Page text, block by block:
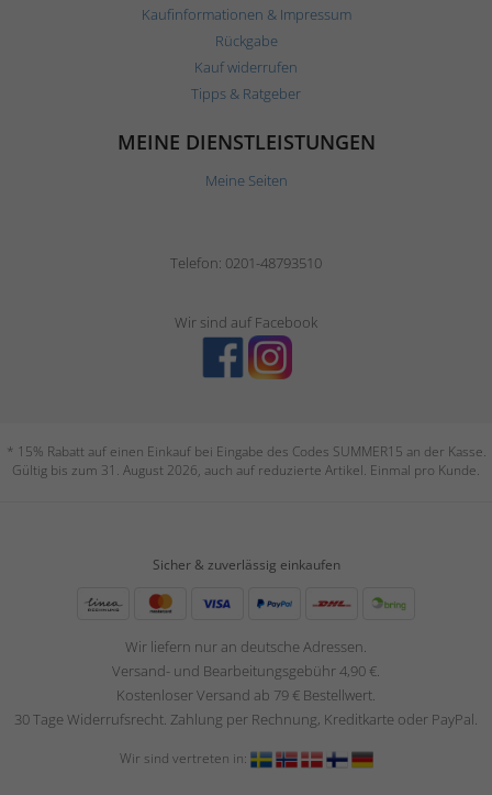
Kaufinformationen & Impressum
Rückgabe
Kauf widerrufen
Tipps & Ratgeber
MEINE DIENSTLEISTUNGEN
Meine Seiten
Telefon: 0201-48793510
Wir sind auf Facebook
* 15% Rabatt auf einen Einkauf bei Eingabe des Codes SUMMER15 an der Kasse.
Gültig bis zum 31. August 2026, auch auf reduzierte Artikel. Einmal pro Kunde.
Sicher & zuverlässig einkaufen
Wir liefern nur an deutsche Adressen.
Versand- und Bearbeitungsgebühr 4,90 €.
Kostenloser Versand ab 79 € Bestellwert.
30 Tage Widerrufsrecht. Zahlung per Rechnung, Kreditkarte oder PayPal.
Wir sind vertreten in: